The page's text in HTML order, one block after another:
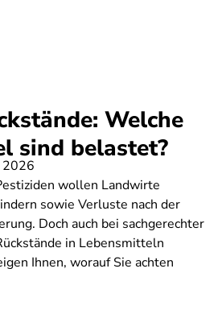
Welche
sind belastet?
2026
wollen Landwirte
sowie Verluste nach der
Doch auch bei sachgerechter
in Lebensmitteln
Ihnen, worauf Sie achten